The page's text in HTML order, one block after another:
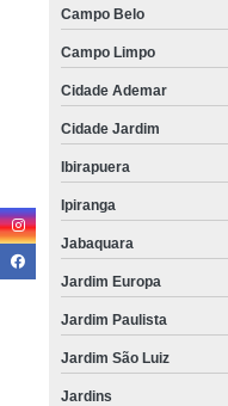
Campo Belo
Campo Limpo
Cidade Ademar
Cidade Jardim
Ibirapuera
Ipiranga
Jabaquara
Jardim Europa
Jardim Paulista
Jardim São Luiz
Jardins